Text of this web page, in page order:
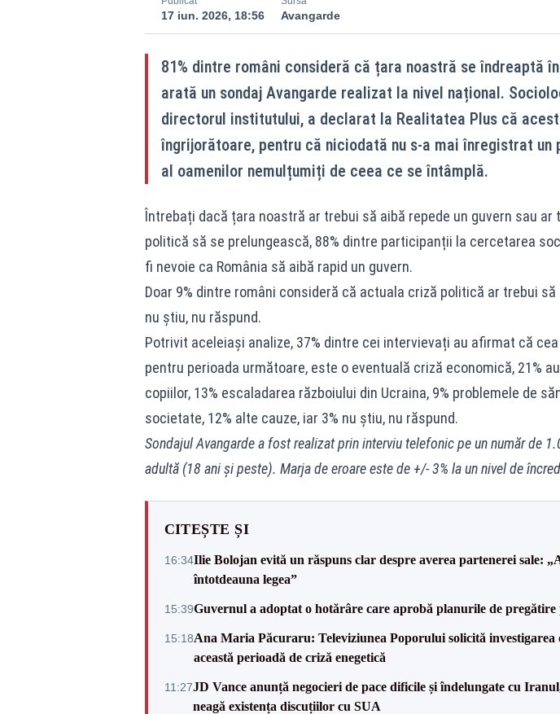
17 iun. 2026, 18:56 Avangarde
81% dintre români consideră că țara noastră se îndreaptă
arată un sondaj Avangarde realizat la nivel național.
directorul institutului, a declarat la Realitatea Plus că
îngrijorătoare, pentru că niciodată nu s-a mai înregistrat un
al oamenilor nemulțumiți de ceea ce se întâmplă.
Întrebați dacă țara noastră ar trebui să aibă repede un guvern sau ar
politică să se prelungească, 88% dintre participanții la cercetarea
fi nevoie ca România să aibă rapid un guvern.
Doar 9% dintre români consideră că actuala criză politică ar trebui să
nu știu, nu răspund.
Potrivit aceleiași analize, 37% dintre cei intervievați au afirmat că
pentru perioada următoare, este o eventuală criză economică, 21%
copiilor, 13% escaladarea războiului din Ucraina, 9% problemele de
societate, 12% alte cauze, iar 3% nu știu, nu răspund.
Sondajul Avangarde a fost realizat prin interviu telefonic pe un număr de
adultă (18 ani și peste). Marja de eroare este de +/- 3% la un nivel de
CITEȘTE ȘI
16:34Ilie Bolojan evită un răspuns clar despre averea partenerei sale:
întotdeauna legea”
15:39Guvernul a adoptat o hotărâre care aprobă planurile de
15:18Ana Maria Păcuraru: Televiziunea Poporului solicită investigarea
această perioadă de criză enegetică
11:27JD Vance anunță negocieri de pace dificile și îndelungate cu
neagă existența discuțiilor cu SUA